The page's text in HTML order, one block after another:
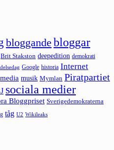
bloggande bloggar
Brit Stakston deepedition demokrati
Google historia Internet
media musik Mymlan Piratpartiet
sociala medier
Bloggpriset Sverigedemokraterna
tåg U2 Wikileaks